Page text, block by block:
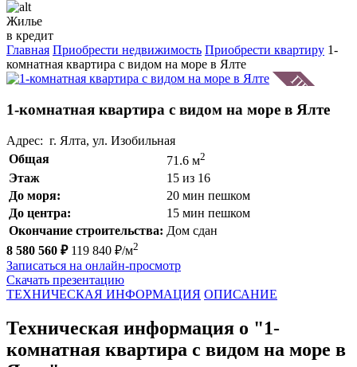
Жилье
в кредит
Главная Приобрести недвижимость Приобрести квартиру 1-
комнатная квартира с видом на море в Ялте
1-комнатная квартира с видом на море в Ялте
Адрес: г. Ялта, ул. Изобильная
Общая
71.6 м2
Этаж
15 из 16
До моря:
20 мин пешком
До центра:
15 мин пешком
Окончание строительства: Дом сдан
8 580 560 ₽ 119 840 ₽/м2
Записаться на онлайн-просмотр
Скачать презентацию
ТЕХНИЧЕСКАЯ ИНФОРМАЦИЯ ОПИСАНИЕ
Техническая информация о "1-
комнатная квартира с видом на море в